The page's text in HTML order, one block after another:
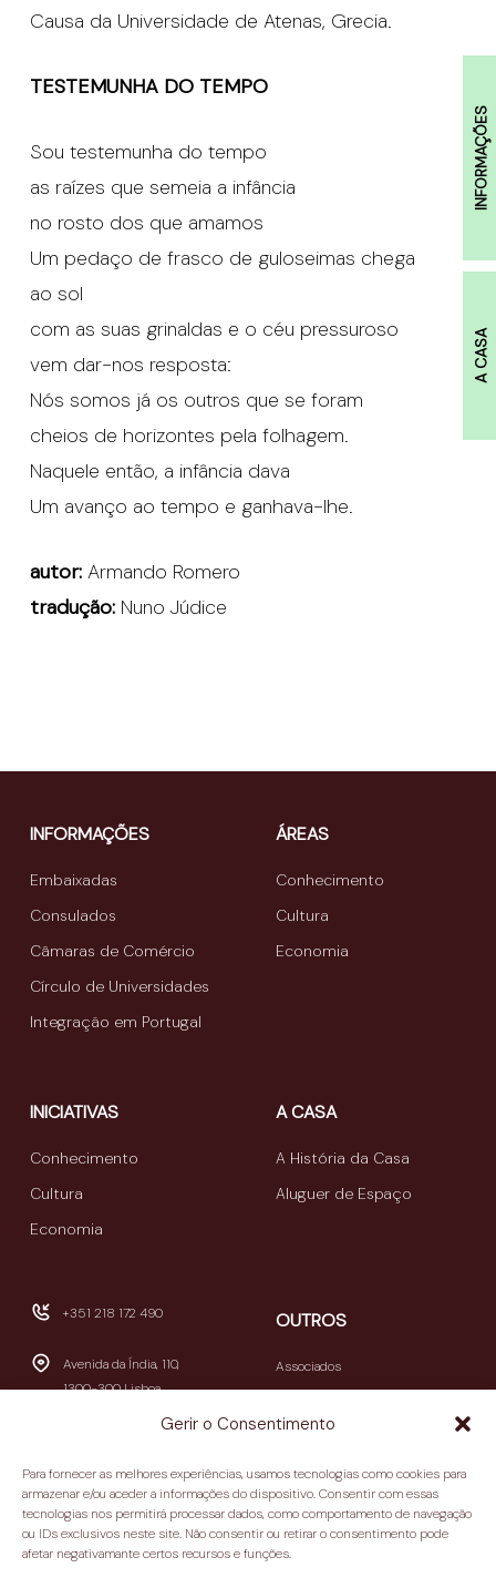
Gerir o Consentimento
Para fornecer as melhores experiências, usamos tecnologias como cookies para
armazenar e/ou aceder a informações do dispositivo. Consentir com essas
tecnologias nos permitirá processar dados, como comportamento de navegação
ou IDs exclusivos neste site. Não consentir ou retirar o consentimento pode
afetar negativamante certos recursos e funções.
INFORMAÇÕES
A CASA
Causa da Universidade de Atenas, Grecia.
TESTEMUNHA DO TEMPO
Sou testemunha do tempo
as raízes que semeia a infância
no rosto dos que amamos
Um pedaço de frasco de guloseimas chega
ao sol
com as suas grinaldas e o céu pressuroso
vem dar-nos resposta:
Nós somos já os outros que se foram
cheios de horizontes pela folhagem.
Naquele então, a infância dava
Um avanço ao tempo e ganhava-lhe.
autor: Armando Romero
tradução:Nuno Júdice
INFORMAÇÕES
Embaixadas
Consulados
Câmaras de Comércio
Círculo de Universidades
Integração em Portugal
ÁREAS
Conhecimento
Cultura
Economia
INICIATIVAS
Conhecimento
Cultura
Economia
A CASA
A História da Casa
Aluguer de Espaço
+351 218 172 490
Avenida da Índia, 110,
1300-300 Lisboa
09h30-13h00 / 14h00-
18h30
(encerra aos sábados e
domingos)
OUTROS
Associados
Relatório e Contas
Contactos
Política de privacidade